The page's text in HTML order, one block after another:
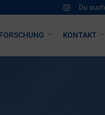
Du
KONTAKT